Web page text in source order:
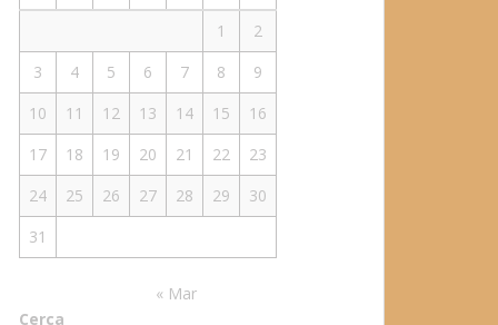
1
2
3
4 5 6 7 8
9
10
11 12 13 14 15
16
17
18 19 20 21 22
23
24
25 26 27 28 29
30
31
« Mar
Cerca